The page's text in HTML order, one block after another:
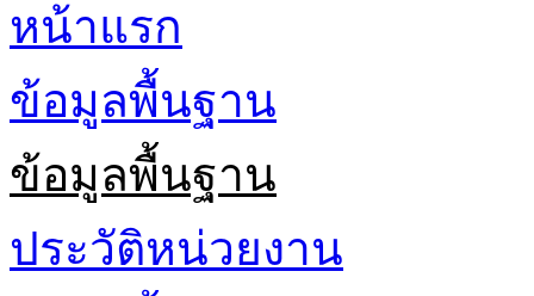
หน้าแรก
ข้อมูลพื้นฐาน
ข้อมูลพื้นฐาน
ประวัติหน่วยงาน